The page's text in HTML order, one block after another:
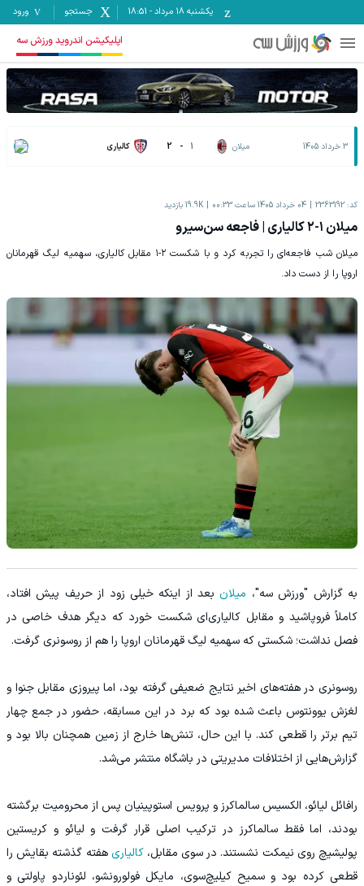
یکشنبه ۱۸ مرداد -
18:51 جستجو ورود
اپلیکیشن اندروید ورزش سه
3 خرداد 1405 میلان 1
-
2 کالیاری
کد: 2363192 04 خرداد 1405 ساعت 00:33 19.9K بازدید
میلان ۱-۲ کالیاری | فاجعه سن‌سیرو
میلان شب فاجعه‌ای را تجربه کرد و با شکست ۲-۱ مقابل کالیاری، سهمیه لیگ قهرمانان
اروپا را از دست داد.
به گزارش "ورزش سه"، میلانبعد از اینکه خیلی زود از حریف پیش افتاد،
کاملاً فروپاشید و مقابل کالیاری‌ای شکست خورد که دیگر هدف خاصی در
فصل نداشت؛ شکستی که سهمیه لیگ قهرمانان اروپا را هم از روسونری گرفت.
روسونری در هفته‌های اخیر نتایج ضعیفی گرفته بود، اما پیروزی مقابل جنوا و
لغزش یوونتوس باعث شده بود که برد در این مسابقه، حضور در جمع چهار
تیم برتر را قطعی کند. با این حال، تنش‌ها خارج از زمین همچنان بالا بود و
گزارش‌هایی از اختلافات مدیریتی در باشگاه منتشر می‌شد.
رافائل لیائو، الکسیس سالماکرز و پرویس استوپینیان پس از محرومیت برگشته
بودند، اما فقط سالماکرز در ترکیب اصلی قرار گرفت و لیائو و کریستین
پولیشیچ روی نیمکت نشستند. در سوی مقابل،کالیاریهفته گذشته بقایش را
قطعی کرده بود و سمیح کیلیچ‌سوی، مایکل فولورونشو، لئوناردو پاولتی و